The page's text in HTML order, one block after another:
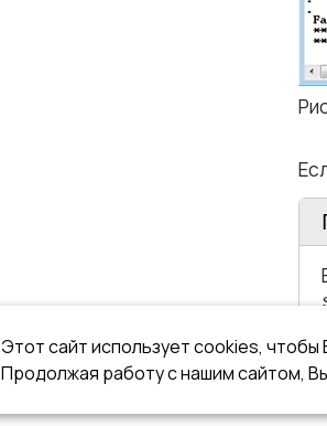
Этот сайт использует cookies,
Продолжая работу с нашим сайтом,